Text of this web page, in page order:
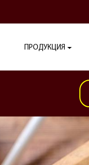
ПРОДУКЦИЯ